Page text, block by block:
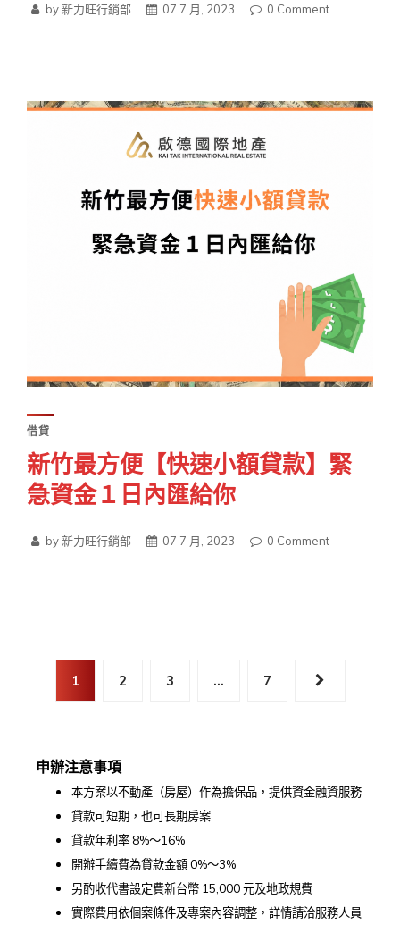
by 新力旺行銷部 07 7 月, 2023 0 Comment
借貸
新竹最方便【快速小額貸款】緊
急資金１日內匯給你
by 新力旺行銷部 07 7 月, 2023 0 Comment
1 2 3 ... 7
申辦注意事項
本方案以不動產（房屋）作為擔保品，提供資金融資服務
貸款可短期，也可長期房案
貸款年利率 8%～16%
開辦手續費為貸款金額 0%～3%
另酌收代書設定費新台幣 15,000 元及地政規費
實際費用依個案條件及專案內容調整，詳情請洽服務人員